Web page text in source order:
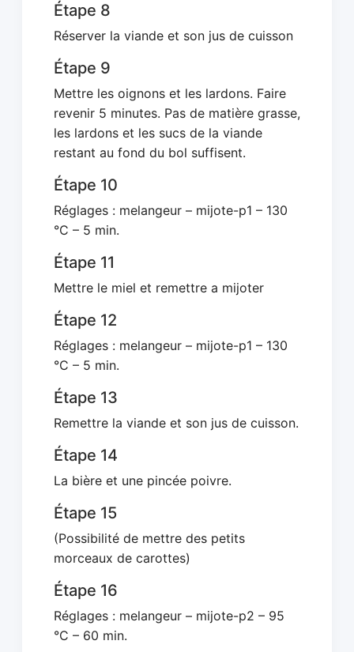
Étape 8
Réserver la viande et son jus de cuisson
Étape 9
Mettre les oignons et les lardons. Faire
revenir 5 minutes. Pas de matière grasse,
les lardons et les sucs de la viande
restant au fond du bol suffisent.
Étape 10
Réglages : melangeur – mijote-p1 – 130
°C – 5 min.
Étape 11
Mettre le miel et remettre a mijoter
Étape 12
Réglages : melangeur – mijote-p1 – 130
°C – 5 min.
Étape 13
Remettre la viande et son jus de cuisson.
Étape 14
La bière et une pincée poivre.
Étape 15
(Possibilité de mettre des petits
morceaux de carottes)
Étape 16
Réglages : melangeur – mijote-p2 – 95
°C – 60 min.